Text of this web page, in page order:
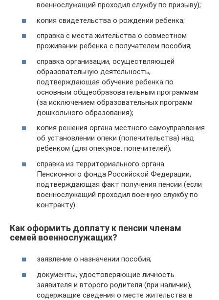
военнослужащий проходил службу по призыву);
копия свидетельства о рождении ребенка;
справка с места жительства о совместном
проживании ребенка с получателем пособия;
справка организации, осуществляющей
образовательную деятельность,
подтверждающая обучение ребенка по
основным общеобразовательным программам
(за исключением образовательных программ
дошкольного образования);
копия решения органа местного самоуправления
об установлении опеки (попечительства) над
ребенком (для опекунов, попечителей);
справка из территориального органа
Пенсионного фонда Российской Федерации,
подтверждающая факт получения пенсии (если
военнослужащий проходил военную службу по
контракту).
Как оформить доплату к пенсии членам
семей военнослужащих?
заявление о назначении пособия;
документы, удостоверяющие личность
заявителя и второго родителя (при наличии),
содержащие сведения о месте жительства в